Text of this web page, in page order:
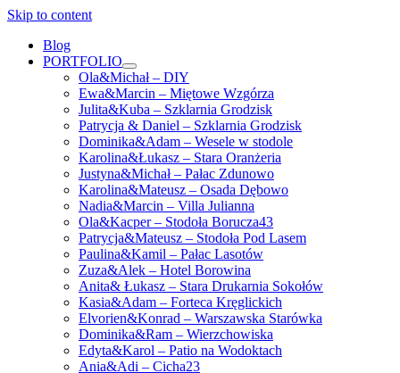
Skip to content
Blog
PORTFOLIO
open
menu
Ola&Michał – DIY
Ewa&Marcin – Miętowe Wzgórza
Julita&Kuba – Szklarnia Grodzisk
Patrycja & Daniel – Szklarnia Grodzisk
Dominika&Adam – Wesele w stodole
Karolina&Łukasz – Stara Oranżeria
Justyna&Michał – Pałac Zdunowo
Karolina&Mateusz – Osada Dębowo
Nadia&Marcin – Villa Julianna
Ola&Kacper – Stodoła Borucza43
Patrycja&Mateusz – Stodoła Pod Lasem
Paulina&Kamil – Pałac Lasotów
Zuza&Alek – Hotel Borowina
Anita& Łukasz – Stara Drukarnia Sokołów
Kasia&Adam – Forteca Kręglickich
Elvorien&Konrad – Warszawska Starówka
Dominika&Ram – Wierzchowiska
Edyta&Karol – Patio na Wodoktach
Ania&Adi – Cicha23